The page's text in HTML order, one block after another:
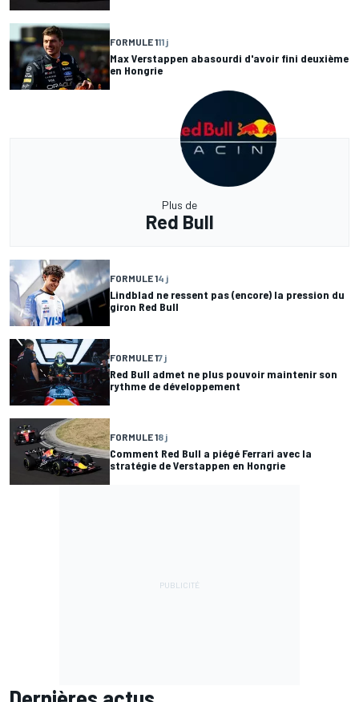
FORMULE 111 j
Max Verstappen abasourdi d'avoir fini deuxième
en Hongrie
Plus de
Red Bull
FORMULE 14 j
Lindblad ne ressent pas (encore) la pression du
giron Red Bull
FORMULE 17 j
Red Bull admet ne plus pouvoir maintenir son
rythme de développement
FORMULE 18 j
Comment Red Bull a piégé Ferrari avec la
stratégie de Verstappen en Hongrie